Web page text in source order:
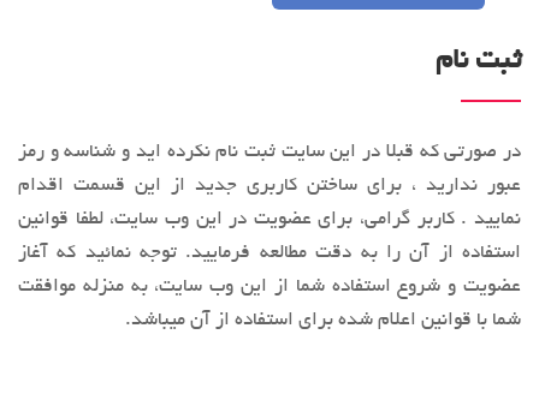
ثبت نام
در صورتی که قبلا در این سایت ثبت نام نکرده اید و شناسه و رمز
عبور ندارید ، برای ساختن کاربری جدید از این قسمت اقدام
نمایید . کاربر گرامی، براي عضویت در این وب‌ سایت، لطفا قوانین
استفاده از آن را به‌ دقت مطالعه فرماييد. توجه نمائید كه آغاز
عضويت و شروع استفاده شما از این وب‌ سایت، به منزله موافقت
شما با قوانین اعلام ‌شده برای استفاده از آن میباشد.